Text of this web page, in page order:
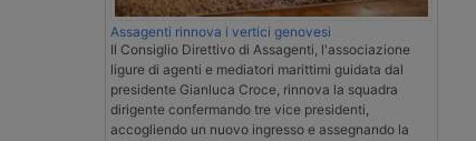
Assagenti rinnova i vertici genovesi
Il Consiglio Direttivo di Assagenti, l'associazione
ligure di agenti e mediatori marittimi guidata dal
presidente Gianluca Croce, rinnova la squadra
dirigente confermando tre vice presidenti,
accogliendo un nuovo ingresso e assegnando la